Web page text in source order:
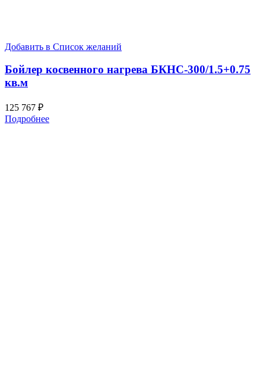
Добавить в Список желаний
Бойлер косвенного нагрева БКНС-300/1.5+0.75
кв.м
125 767 ₽
Подробнее